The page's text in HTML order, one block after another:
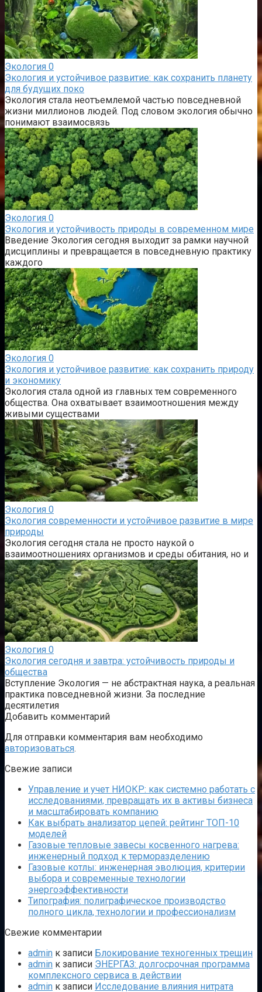
Экология 0
Экология и устойчивое развитие: как сохранить планету
для будущих поко
Экология стала неотъемлемой частью повседневной
жизни миллионов людей. Под словом экология обычно
понимают взаимосвязь
Экология 0
Экология и устойчивость природы в современном мире
Введение Экология сегодня выходит за рамки научной
дисциплины и превращается в повседневную практику
каждого
Экология 0
Экология и устойчивое развитие: как сохранить природу
и экономику
Экология стала одной из главных тем современного
общества. Она охватывает взаимоотношения между
живыми существами
Экология 0
Экология современности и устойчивое развитие в мире
природы
Экология сегодня стала не просто наукой о
взаимоотношениях организмов и среды обитания, но и
Экология 0
Экология сегодня и завтра: устойчивость природы и
общества
Вступление Экология — не абстрактная наука, а реальная
практика повседневной жизни. За последние
десятилетия
Добавить комментарий
Для отправки комментария вам необходимо
авторизоваться.
Свежие записи
Управление и учет НИОКР: как системно работать с
исследованиями, превращать их в активы бизнеса
и масштабировать компанию
Как выбрать анализатор цепей: рейтинг ТОП-10
моделей
Газовые тепловые завесы косвенного нагрева:
инженерный подход к терморазделению
Газовые котлы: инженерная эволюция, критерии
выбора и современные технологии
энергоэффективности
Типография: полиграфическое производство
полного цикла, технологии и профессионализм
Свежие комментарии
admin к записи Блокирование техногенных трещин
admin к записи ЭНЕРГАЗ: долгосрочная программа
комплексного сервиса в действии
admin к записи Исследование влияния нитрата